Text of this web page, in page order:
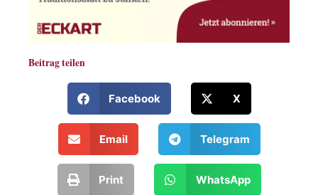
Beitrag teilen
Facebook X
Email Telegram
Print WhatsApp